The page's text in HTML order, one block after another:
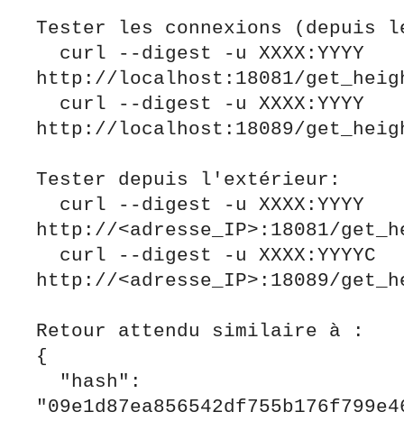
Tester les connexions (depuis
http://localhost:18081/
http://localhost:18089/
Tester depuis l'extérieur:
http://<adresse_IP>:18081/
http://<adresse_IP>:18089/
Retour attendu similaire à :
{